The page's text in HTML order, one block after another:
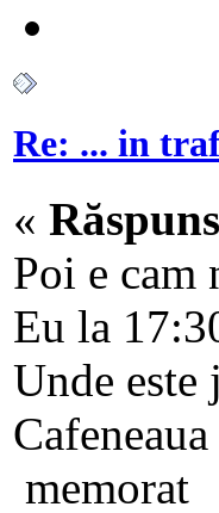
Re: ... in
«
Poi e cam
Eu la
Unde este
Cafeneaua
memorat